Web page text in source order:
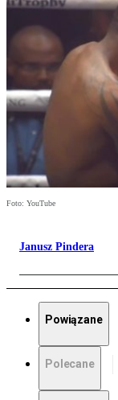
Foto: YouTube
Janusz Pindera
Powiązane
Polecane